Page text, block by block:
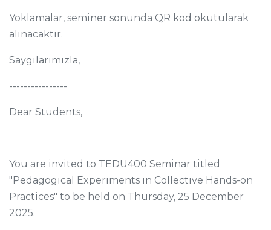
Yoklamalar, seminer sonunda QR kod okutularak
alınacaktır.
Saygılarımızla,
----------------
Dear Students,
You are invited to TEDU400 Seminar titled
"Pedagogical Experiments in Collective Hands-on
Practices" to be held on Thursday, 25 December
2025.